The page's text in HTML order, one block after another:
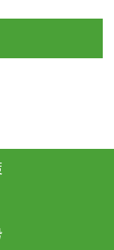
标准检测方
样量准确，检
，远胜于其他